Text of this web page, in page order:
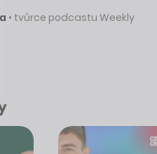
• tvůrce podcastu Weekly